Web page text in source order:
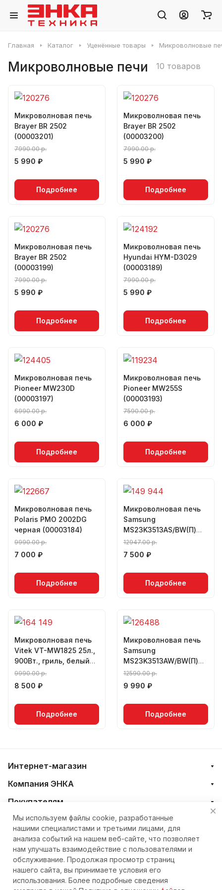
Главная Каталог Уценённые товары Микроволновые
Микроволновые печи 10 товаров
Микроволновая печь
Brayer BR 2502
(00003201)
7990.00 р.
5 990 ₽
Подробнее
Микроволновая печь
Brayer BR 2502
(00003200)
7990.00 р.
5 990 ₽
Подробнее
Микроволновая печь
Brayer BR 2502
(00003199)
7990.00 р.
5 990 ₽
Подробнее
Микроволновая печь
Hyundai HYM-D3029
(00003189)
7990.00 р.
5 990 ₽
Подробнее
Микроволновая печь
Pioneer MW230D
(00003197)
6990.00 р.
6 000 ₽
Подробнее
Микроволновая печь
Pioneer MW255S
(00003193)
7590.00 р.
6 000 ₽
Подробнее
Микроволновая печь
Polaris PMO 2002DG
черная (00003184)
9990.00 р.
7 000 ₽
Подробнее
Микроволновая печь
Samsung
MS23K3513AS/BW(П)
(00003187)
12947.00 р.
7 500 ₽
Подробнее
Микроволновая печь
Vitek VT-MW1825 25л.,
900Вт., гриль, белый
(00003198)
9990.00 р.
8 500 ₽
Подробнее
Микроволновая печь
Samsung
MS23K3513AW/BW(П)
(00003174)
12590.00 р.
9 990 ₽
Подробнее
Интернет-магазин
Компания ЭНКА
Покупателям
+7 (4212) 23-33-33
eshop@nkteh.ru
Мы используем файлы cookie, разработанные
нашими специалистами и третьими лицами, для
анализа событий на нашем веб-сайте, что позволяет
нам улучшать взаимодействие с пользователями и
обслуживание. Продолжая просмотр страниц
нашего сайта, вы принимаете условия его
использования. Более подробные сведения